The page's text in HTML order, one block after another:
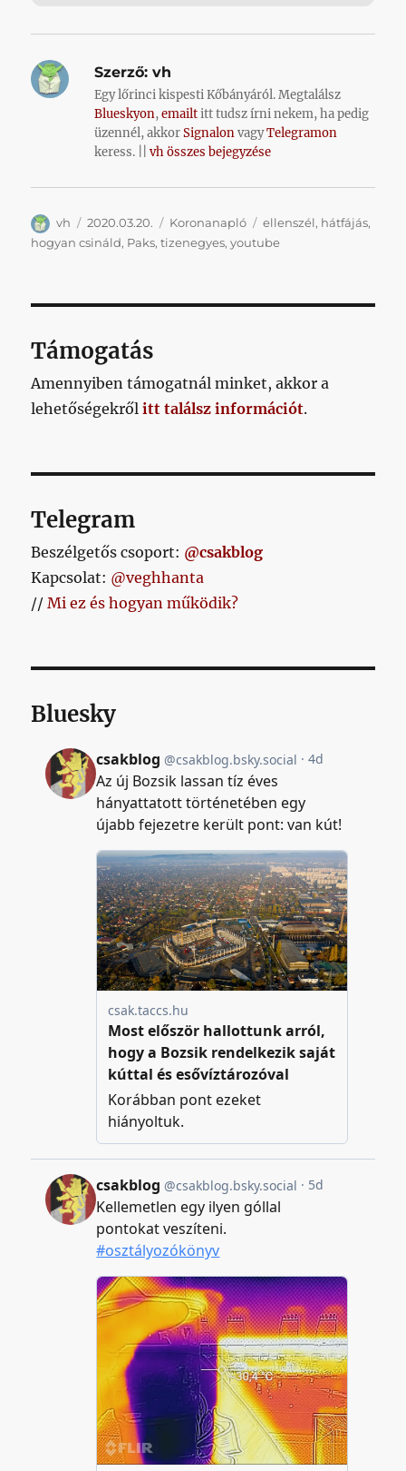
Szerző: vh
Egy lőrinci kispesti Kőbányáról. Megtalálsz
Blueskyon,emailtitt tudsz írni nekem, ha pedig
üzennél, akkorSignalonvagyTelegramon
keress. ||vh összes bejegyzése
Szerző
vh Közzétéve
2020.03.20. Kategória
Koronanapló Címke
ellenszél, hátfájás,
hogyan csináld, Paks,tizenegyes,youtube
Támogatás
Amennyiben támogatnál minket, akkor a
lehetőségekrőlitt találsz információt.
Telegram
Beszélgetős csoport: @csakblog
Kapcsolat: @veghhanta
//Mi ez és hogyan működik?
Bluesky